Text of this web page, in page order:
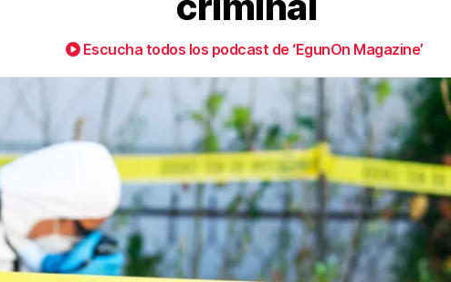
Escucha todos los podcast de ‘EgunOn Magazine’